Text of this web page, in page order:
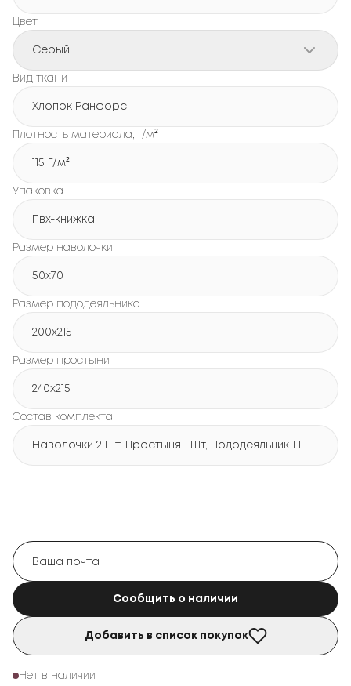
Цвет
Серый
Вид ткани
Хлопок Ранфорс
Плотность материала, г/м²
115 Г/м²
Упаковка
Пвх-книжка
Размер наволочки
50x70
Размер пододеяльника
200х215
Размер простыни
240х215
Состав комплекта
Наволочки 2 Шт, Простыня 1 Шт, Пододеяльник 1 Шт
Сообщить о наличии
Добавить в список покупок
Нет в наличии